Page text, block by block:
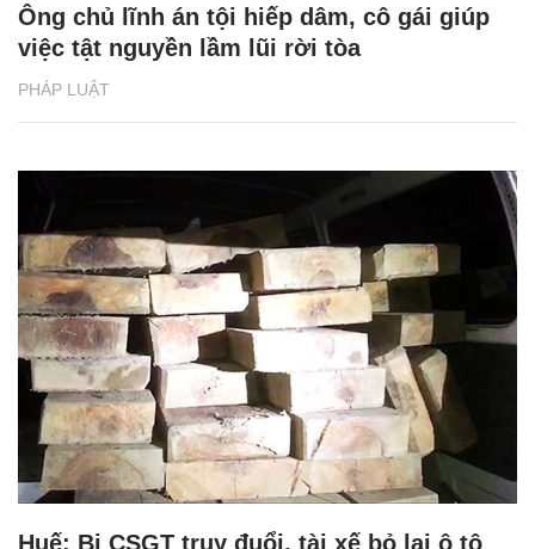
PHÁP LUẬT
Ông chủ lĩnh án tội hiếp dâm, cô gái giúp
việc tật nguyền lầm lũi rời tòa
Huế: Bị CSGT truy đuổi, tài xế bỏ lại ô tô